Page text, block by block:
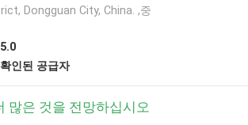
Dongguan City, China. ,중
5.0
확인된 공급자
많은 것을 전망하십시오